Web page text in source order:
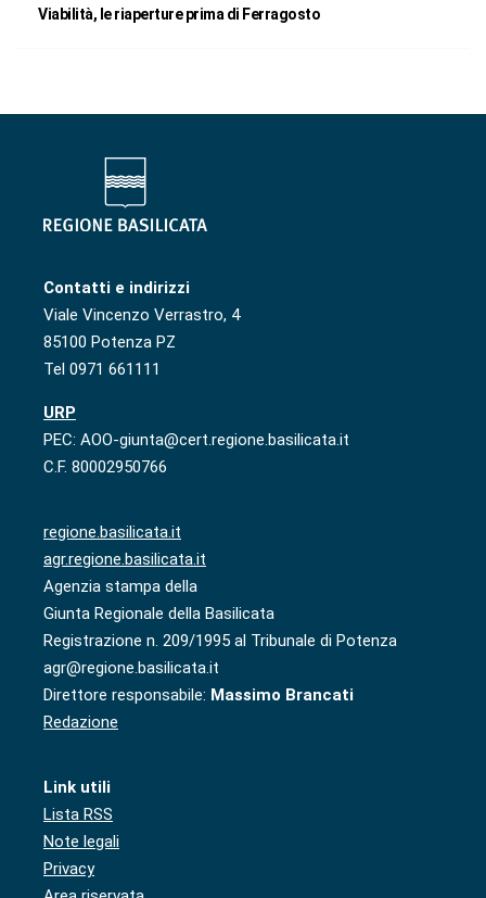
Viabilità, le riaperture prima di Ferragosto
Contatti e indirizzi
Viale Vincenzo Verrastro, 4
85100 Potenza PZ
Tel 0971 661111
URP
PEC: AOO-giunta@cert.regione.basilicata.it
C.F. 80002950766
regione.basilicata.it
agr.regione.basilicata.it
Agenzia stampa della
Giunta Regionale della Basilicata
Registrazione n. 209/1995 al Tribunale di Potenza
agr@regione.basilicata.it
Direttore responsabile: Massimo Brancati
Redazione
Link utili
Lista RSS
Note legali
Privacy